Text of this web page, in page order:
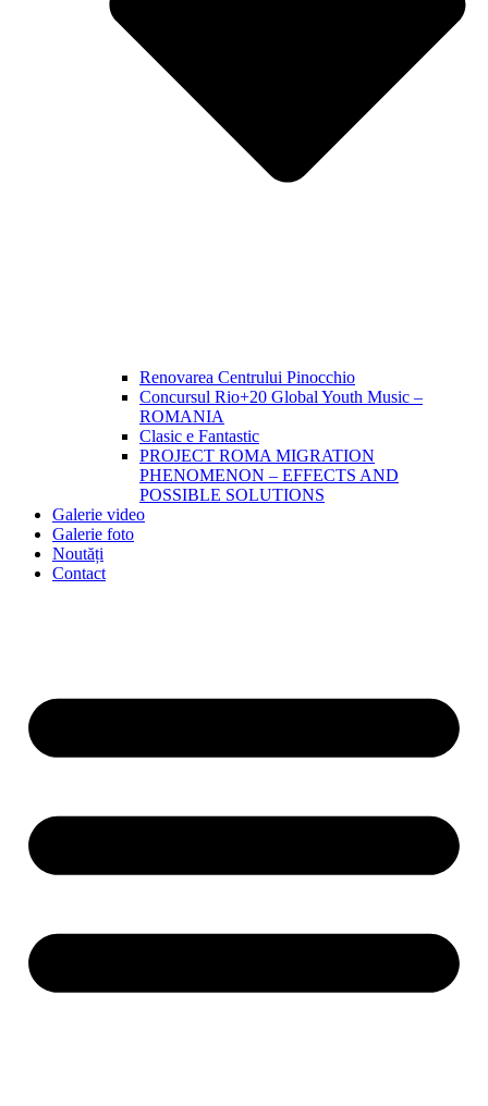
Renovarea Centrului Pinocchio
Concursul Rio+20 Global Youth Music –
ROMANIA
Clasic e Fantastic
PROJECT ROMA MIGRATION
PHENOMENON – EFFECTS AND
POSSIBLE SOLUTIONS
Galerie video
Galerie foto
Noutăți
Contact